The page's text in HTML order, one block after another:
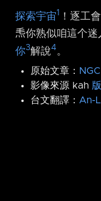
探索宇宙1
！逐工
𤆬你熟似咱這个
你3解說4 。
原始文章：
影像來源 kah
台文翻譯： An-